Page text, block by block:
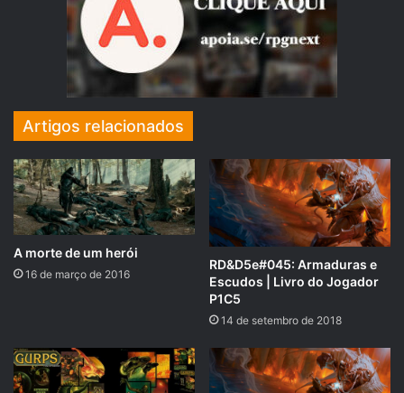
ainda desconhecidas.
Tenha uma ideia clara de quem é o
seu personagem (e de preferência,
também os dos demais jogadores).
sessões de jogo. Saber com clareza que tipo de
personalidade seu personagem tem, o que ele procura
fazer e o que procura evitar o torna mais envolvente e faz
com que a narrativa flua com mais naturalidade e riqueza.
Mesmo que a mecânica do sistema de jogo seja deficiente
ou não saiba representar bem seu conceito de
personagem, ainda assim vale a pena ter essa concepção
deve ser à história e à diversão, não ao sistema. O sistema
é só uma ferramenta.
Artigos relacionados
A morte de um herói
16 de março de 2016
RD&D5e#045: Armaduras e
Escudos | Livro do Jogador
P1C5
14 de setembro de 2018